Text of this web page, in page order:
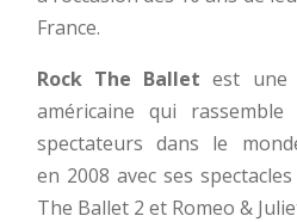
France.
Rock The Balletest une
américaine qui
spectateurs dans le
en 2008 avec ses
The Ballet 2 et Romeo &